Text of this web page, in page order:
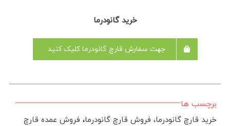
خرید گانودرما
جهت سفارش قارچ گانودرما کلیک کنید
برچسب ها
خرید قارچ گانودرما، فروش قارچ گانودرما، فروش عمده قارچ